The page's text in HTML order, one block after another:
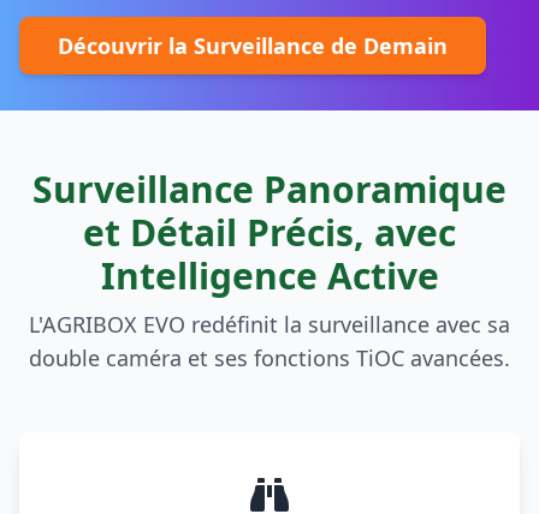
Découvrir la Surveillance de Demain
Surveillance Panoramique
et Détail Précis, avec
Intelligence Active
L'AGRIBOX EVO redéfinit la surveillance avec sa
double caméra et ses fonctions TiOC avancées.